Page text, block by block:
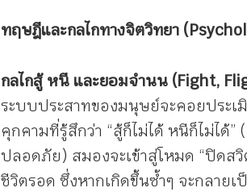
ทฤษฎีและกลไกทางจิตวิทยา
กลไกสู้ หนี และยอมจำนน (Fight,
ระบบประสาทของมนุษย์จะคอยประ
คุกคามที่รู้สึกว่า “สู้ก็ไม่ได้ หนีก็ไม่ได้
ปลอดภัย) สมองจะเข้าสู่โหมด “ปิดส
ชีวิตรอด ซึ่งหากเกิดขึ้นซ้ำๆ จะกลาย